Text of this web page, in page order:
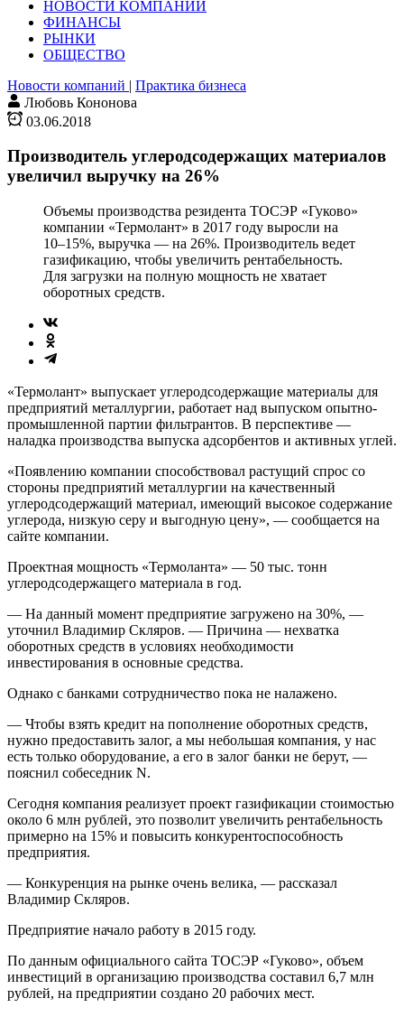
НОВОСТИ КОМПАНИЙ
ФИНАНСЫ
РЫНКИ
ОБЩЕСТВО
Новости компаний | Практика бизнеса
Любовь Кононова
03.06.2018
Производитель углеродсодержащих материалов
увеличил выручку на 26%
Объемы производства резидента ТОСЭР «Гуково»
компании «Термолант» в 2017 году выросли на
10–15%, выручка — на 26%. Производитель ведет
газификацию, чтобы увеличить рентабельность.
Для загрузки на полную мощность не хватает
оборотных средств.
«Термолант» выпускает углеродсодержащие материалы для
предприятий металлургии, работает над выпуском опытно-
промышленной партии фильтрантов. В перспективе —
наладка производства выпуска адсорбентов и активных углей.
«Появлению компании способствовал растущий спрос со
стороны предприятий металлургии на качественный
углеродсодержащий материал, имеющий высокое содержание
углерода, низкую серу и выгодную цену», — сообщается на
сайте компании.
Проектная мощность «Термоланта» — 50 тыс. тонн
углеродсодержащего материала в год.
— На данный момент предприятие загружено на 30%, —
уточнил Владимир Скляров. — Причина — нехватка
оборотных средств в условиях необходимости
инвестирования в основные средства.
Однако с банками сотрудничество пока не налажено.
— Чтобы взять кредит на пополнение оборотных средств,
нужно предоставить залог, а мы небольшая компания, у нас
есть только оборудование, а его в залог банки не берут, —
пояснил собеседник N.
Сегодня компания реализует проект газификации стоимостью
около 6 млн рублей, это позволит увеличить рентабельность
примерно на 15% и повысить конкурентоспособность
предприятия.
— Конкуренция на рынке очень велика, — рассказал
Владимир Скляров.
Предприятие начало работу в 2015 году.
По данным официального сайта ТОСЭР «Гуково», объем
инвестиций в организацию производства составил 6,7 млн
рублей, на предприятии создано 20 рабочих мест.